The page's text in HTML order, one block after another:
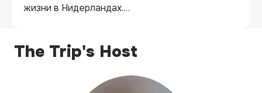
жизни в Нидерландах.
маршрутам, а этот могу уверенно
рождественское настроение и совершенно
The Trip's Host